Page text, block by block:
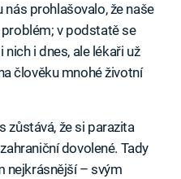
prohlašovalo, že naše
v podstatě se
i dnes, ale lékaři už
člověku mnohé životní
zůstává, že si parazita
dovolené. Tady
nejkrásnější – svým